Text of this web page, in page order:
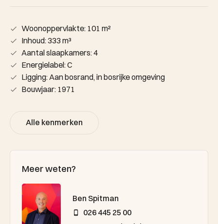
Woonoppervlakte: 101 m²
Inhoud: 333 m³
Aantal slaapkamers: 4
Energielabel: C
Ligging: Aan bosrand, in bosrijke omgeving
Bouwjaar: 1971
Alle kenmerken
Meer weten?
Ben Spitman
026 445 25 00